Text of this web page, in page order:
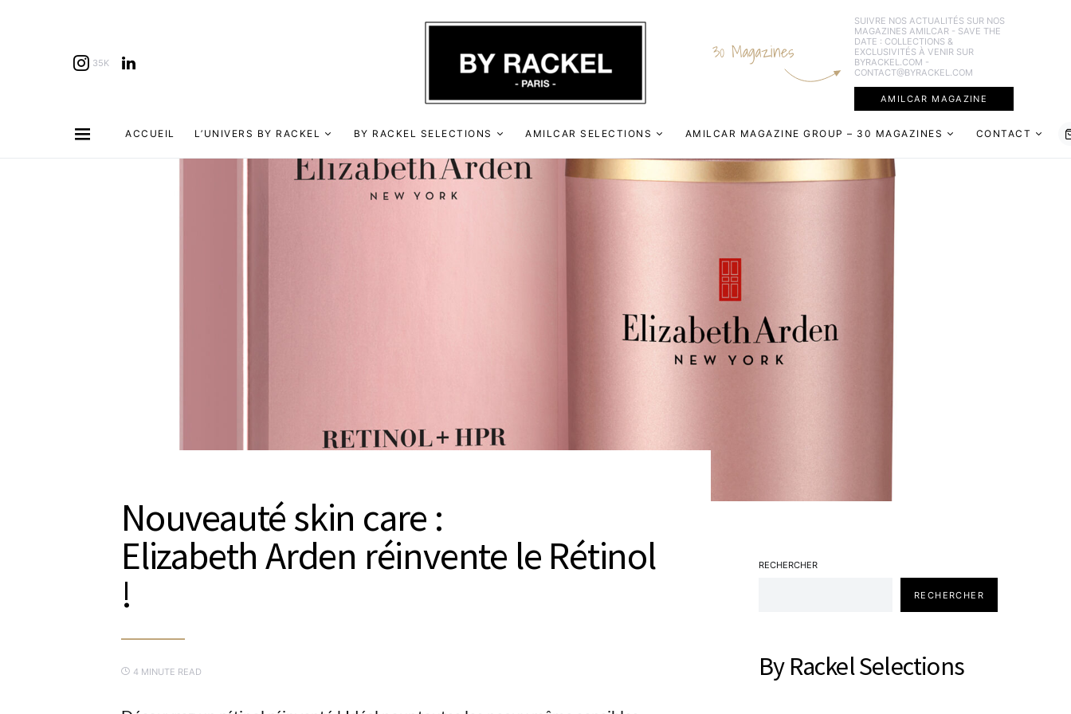
35K 30 Magazines
SUIVRE NOS ACTUALITÉS SUR NOS
MAGAZINES AMILCAR - SAVE THE
DATE : COLLECTIONS &
EXCLUSIVITÉS À VENIR SUR
BYRACKEL.COM -
CONTACT@BYRACKEL.COM
AMILCAR MAGAZINE
ACCUEIL L’UNIVERS BY RACKEL BY RACKEL SELECTIONS AMILCAR SELECTIONS AMILCAR MAGAZINE GROUP – 30 MAGAZINES CONTACT
Nouveauté skin care :
Elizabeth Arden réinvente le Rétinol
!
4 MINUTE READ
RECHERCHER
RECHERCHER
By Rackel Selections